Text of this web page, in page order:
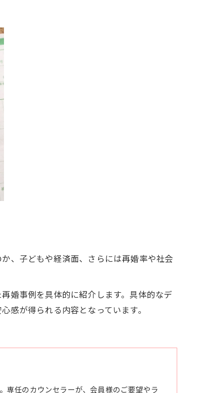
、子どもや経済面、さらには再婚率や社会
婚事例を具体的に紹介します。具体的なデ
感が得られる内容となっています。
専任のカウンセラーが、会員様のご要望やラ